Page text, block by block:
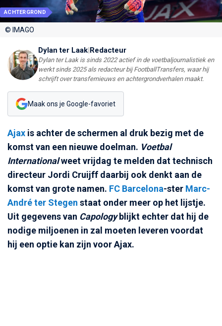
ACHTERGROND
© IMAGO
Dylan ter Laak|Redacteur
Dylan ter Laak is sinds 2022 actief in de voetbaljournalistiek en
werkt sinds 2025 als redacteur bij FootballTransfers, waar hij
schrijft over transfernieuws en achtergrondverhalen maakt.
Maak ons je Google-favoriet
Ajax is achter de schermen al druk bezig met de
komst van een nieuwe doelman. Voetbal
Internationalweet vrijdag te melden dat technisch
directeur Jordi Cruijff daarbij ook denkt aan de
komst van grote namen. FC Barcelona-ster Marc-
André ter Stegen staat onder meer op het lijstje.
Uit gegevens van Capologyblijkt echter dat hij de
nodige miljoenen in zal moeten leveren voordat
hij een optie kan zijn voor Ajax.